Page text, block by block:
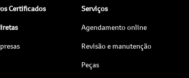
Certificados
Serviços
Agendamento online
Revisão e manutenção
Peças